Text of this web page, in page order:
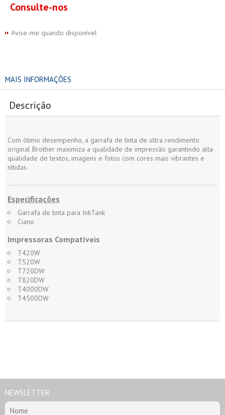
Consulte-nos
Avise-me quando disponível
MAIS INFORMAÇÕES
Descrição
Com ótimo desempenho, a garrafa de tinta de ultra rendimento
original Brother maximiza a qualidade de impressão garantindo alta
qualidade de textos, imagens e fotos com cores mais vibrantes e
nítidas.
Especificações
Garrafa de tinta para InkTank
Ciano
Impressoras Compatíveis
T420W
T520W
T720DW
T820DW
T4000DW
T4500DW
NEWSLETTER